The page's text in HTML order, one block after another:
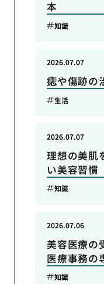
本
知識
痣や傷跡の
2026.07.07
生活
理想の美肌
い美容習慣
2026.07.07
知識
美容医療の
医療事務の
2026.07.06
知識